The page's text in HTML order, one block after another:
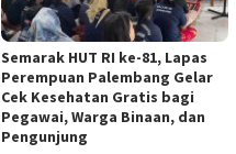
Semarak HUT RI ke-81, Lapas
Perempuan Palembang Gelar
Cek Kesehatan Gratis bagi
Pegawai, Warga Binaan, dan
Pengunjung